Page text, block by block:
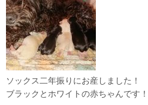
ソックス二年振りにお産しました！
ブラックとホワイトの赤ちゃんです！